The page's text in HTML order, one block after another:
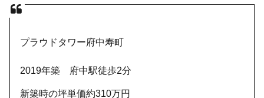
プラウドタワー府中寿町
2019年築 府中駅徒歩2分
新築時の坪単価約310万円